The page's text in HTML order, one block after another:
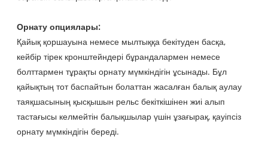
Орнату опциялары:
Қайық қоршауына немесе мылтыққа бекітуден басқа,
кейбір тірек кронштейндері бұрандалармен немесе
болттармен тұрақты орнату мүмкіндігін ұсынады. Бұл
қайықтың тот баспайтын болаттан жасалған балық аулау
таяқшасының қысқышын рельс бекіткішінен жиі алып
тастағысы келмейтін балықшылар үшін ұзағырақ, қауіпсіз
орнату мүмкіндігін береді.